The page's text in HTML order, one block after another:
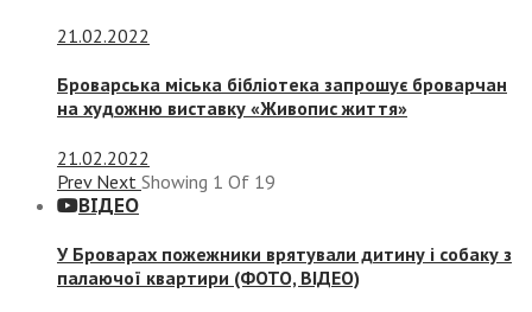
21.02.2022
Броварська міська бібліотека запрошує броварчан
на художню виставку «Живопис життя»
21.02.2022
Prev Next Showing 1 Of 19
ВІДЕО
У Броварах пожежники врятували дитину і собаку з
палаючої квартири (ФОТО, ВІДЕО)